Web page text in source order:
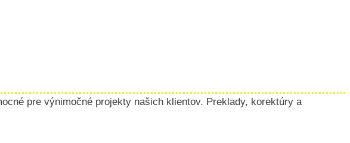
pre výnimočné projekty našich klientov. Preklady, korektúry a